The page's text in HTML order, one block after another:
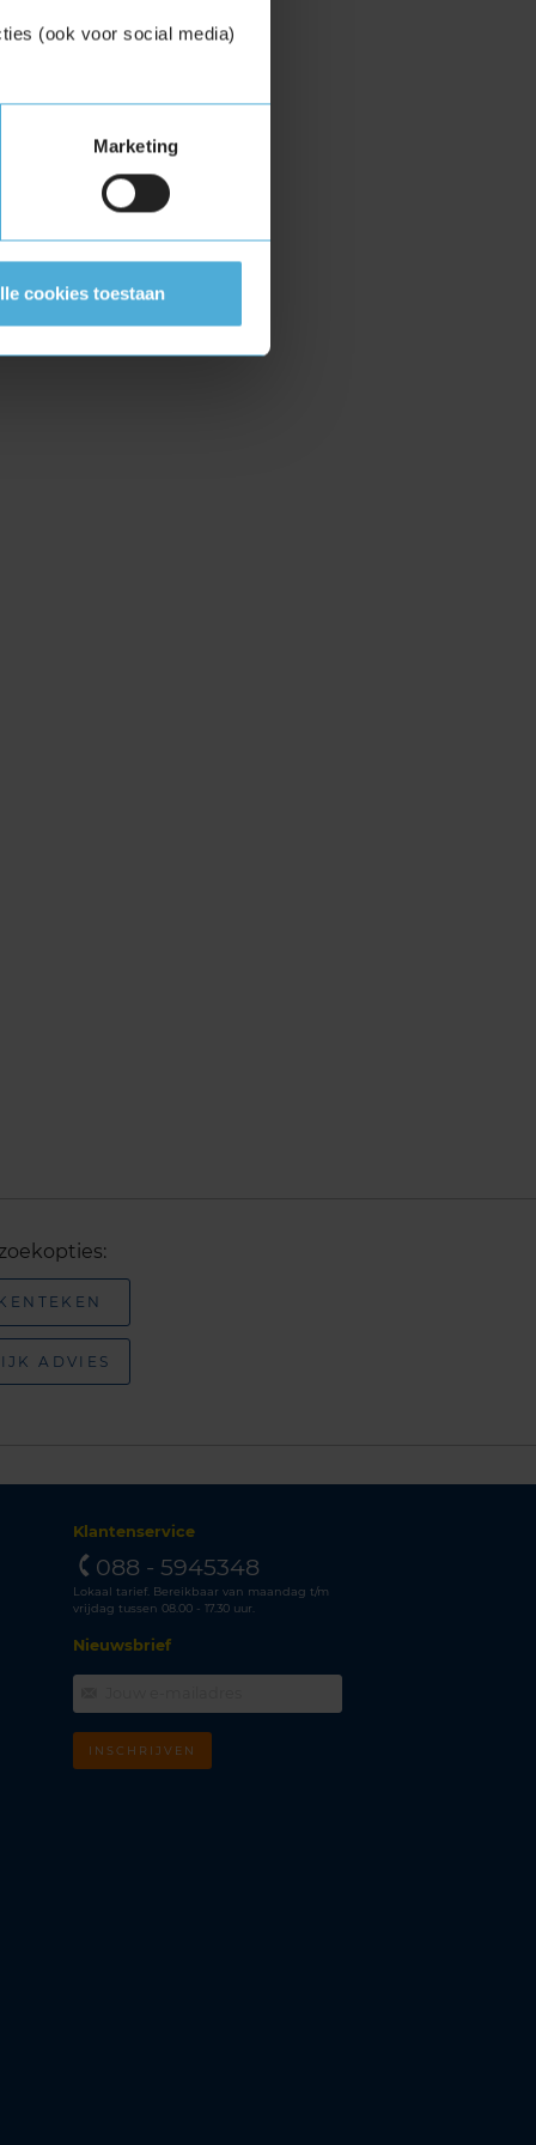
(ook voor social media)
Marketing
cookies toestaan
ADVIES
Klantenservice
088 - 5945348
Lokaal tarief. Bereikbaar van maandag t/m
vrijdag tussen 08.00 - 17.30 uur.
Nieuwsbrief
INSCHRIJVEN